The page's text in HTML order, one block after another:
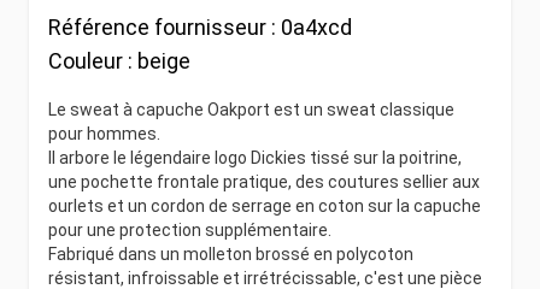
Référence fournisseur : 0a4xcd
Couleur : beige
Le sweat à capuche Oakport est un sweat classique
pour hommes.
Il arbore le légendaire logo Dickies tissé sur la poitrine,
une pochette frontale pratique, des coutures sellier aux
ourlets et un cordon de serrage en coton sur la capuche
pour une protection supplémentaire.
Fabriqué dans un molleton brossé en polycoton
résistant, infroissable et irrétrécissable, c'est une pièce